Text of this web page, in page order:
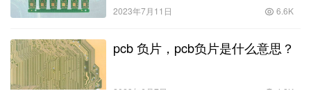
2023年7月11日 6.6K
pcb 负片，pcb负片是什么意思？
2023年6月7日 4.2K